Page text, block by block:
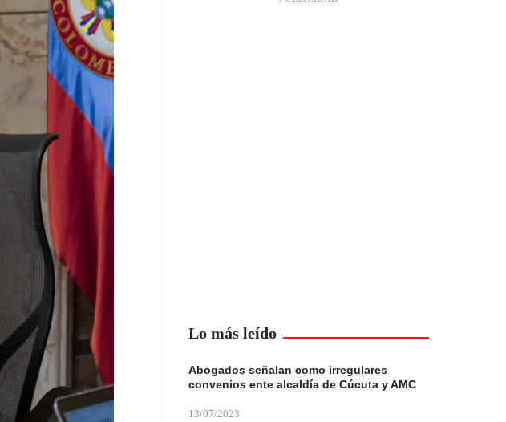
Lo más leído
Abogados señalan como irregulares
convenios ente alcaldía de Cúcuta y AMC
13/07/2023